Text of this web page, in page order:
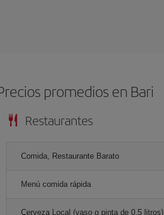
promedios en Bari
Restaurantes
Comida, Restaurante Barato
Menú comida rápida
Cerveza Local (vaso o pinta de 0.5 litros)